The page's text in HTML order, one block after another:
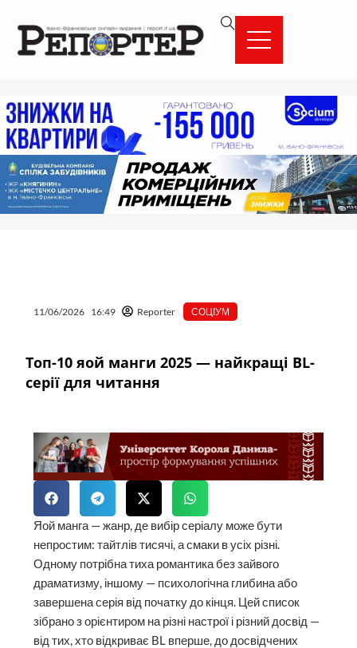
вмісту
11/06/2026 16:49 Reporter СОЦІУМ
Топ-10 яой манги 2025 — найкращі BL-
серії для читання
Яой манга — жанр, де вибір серіалу може бути
непростим: тайтлів тисячі, а смаки в усіх різні.
Одному потрібна тиха романтика без зайвого
драматизму, іншому — психологічна глибина або
завершена серія від початку до кінця. Цей список
зібрано з орієнтиром на різні настрої і різний досвід —
від тих, хто відкриває BL вперше, до досвідчених